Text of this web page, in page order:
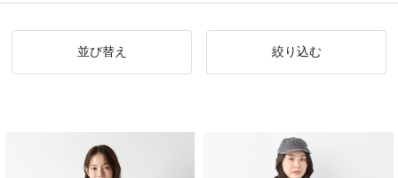
並び替え 絞り込む